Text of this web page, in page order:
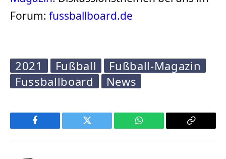
Forum: fussballboard.de
2021 Fußball
Fußball-Magazin
Fussballboard
News
Facebook Twitter WhatsApp
Copy